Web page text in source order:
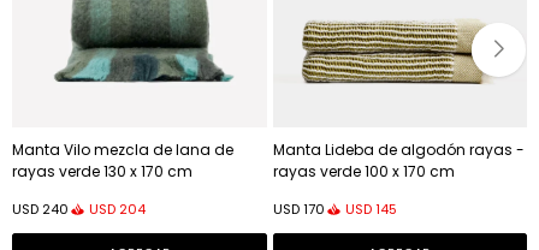
Manta Vilo mezcla de lana de
rayas verde 130 x 170 cm
USD 240 USD 204
Manta Lideba de algodón rayas -
rayas verde 100 x 170 cm
USD 170 USD 145